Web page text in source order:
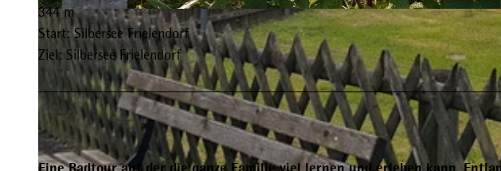
© Heidrun Englisch | CC-BY-SA
344 m
Start: Silbersee Frielendorf
Ziel: Silbersee Frielendorf